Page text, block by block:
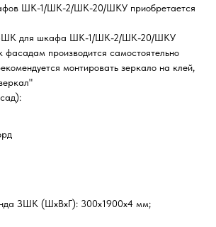
ШК-1/ШК-2/ШК-20/ШКУ приобретается
ЗШК для шкафа ШК-1/ШК-2/ШК-20/ШКУ
производится самостоятельно
монтировать зеркало на клей,
ЗШК (ШхВхГ): 300х1900х4 мм;